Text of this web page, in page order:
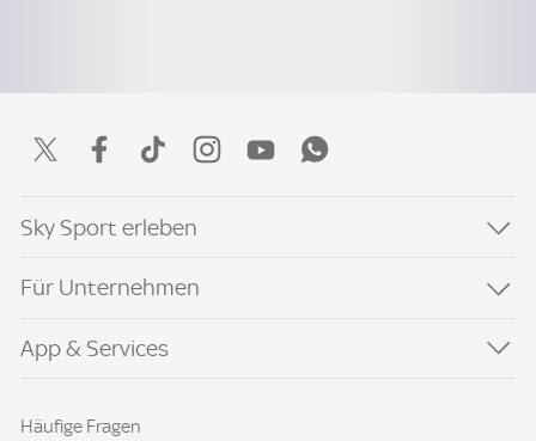
Sky Sport erleben
Für Unternehmen
App & Services
Häufige Fragen